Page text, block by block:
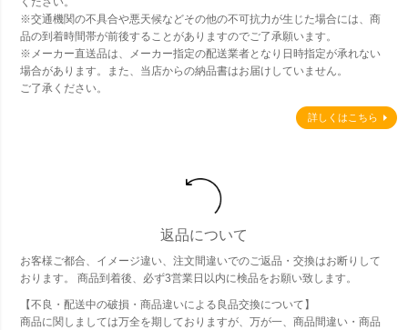
※交通機関の不具合や悪天候などその他の不可抗力が生じた場合には、商
品の到着時間帯が前後することがありますのでご了承願います。
※メーカー直送品は、メーカー指定の配送業者となり日時指定が承れない
場合があります。また、当店からの納品書はお届けしていません。
ご了承ください。
詳しくはこちら
返品について
お客様ご都合、イメージ違い、注文間違いでのご返品・交換はお断りして
おります。 商品到着後、必ず3営業日以内に検品をお願い致します。
【不良・配送中の破損・商品違いによる良品交換について】
商品に関しましては万全を期しておりますが、万が一、商品間違い・商品